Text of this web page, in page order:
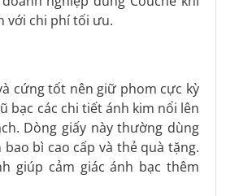
với chi phí tối ưu.
cứng tốt nên giữ phom cực kỳ
bạc các chi tiết ánh kim nổi lên
Dòng giấy này thường dùng
bì cao cấp và thẻ quà tặng.
giúp cảm giác ánh bạc thêm